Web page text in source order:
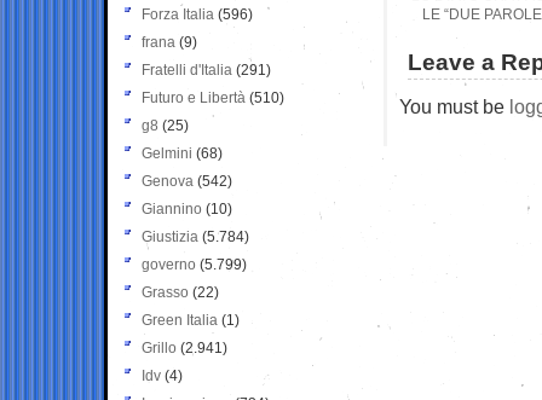
LE “DUE
Leave a
You must be
Forza Italia (596)
frana (9)
Fratelli d'Italia (291)
Futuro e Libertà (510)
g8 (25)
Gelmini (68)
Genova (542)
Giannino (10)
Giustizia (5.784)
governo (5.799)
Grasso (22)
Green Italia (1)
Grillo (2.941)
Idv (4)